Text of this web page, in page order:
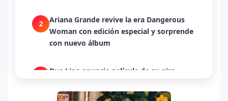
2
Ariana Grande revive la era Dangerous
Woman con edición especial y sorprende
con nuevo álbum
Dua Lipa anuncia película de su gira
humanitaria junto a UNICEF